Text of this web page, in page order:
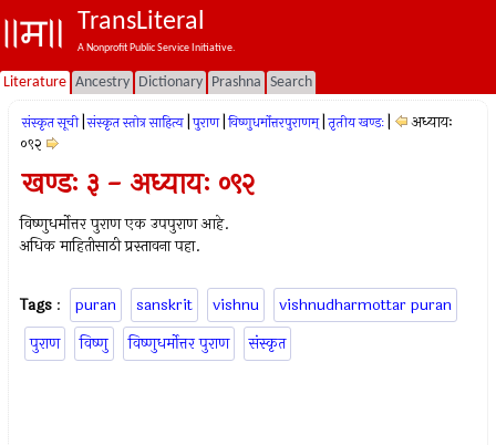
TransLiteral
A Nonprofit Public Service Initiative.
Literature Ancestry Dictionary Prashna Search
संस्कृत सूची संस्कृत स्तोत्र साहित्य पुराण विष्णुधर्मोत्तरपुराणम् तृतीय खण्डः
अध्यायः
०९२
खण्डः ३ - अध्यायः ०९२
विष्णुधर्मोत्तर पुराण एक उपपुराण आहे.
अधिक माहितीसाठी प्रस्तावना पहा.
Tags : puran sanskrit vishnu
vishnudharmottar puran
पुराण
विष्णु विष्णुधर्मोत्तर पुराण संस्कृत